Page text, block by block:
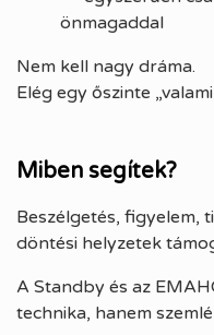
önmagaddal
Nem kell nagy dráma.
Elég egy őszinte
Miben segítek?
Beszélgetés, figyelem,
döntési helyzetek
A Standby és az
technika, hanem